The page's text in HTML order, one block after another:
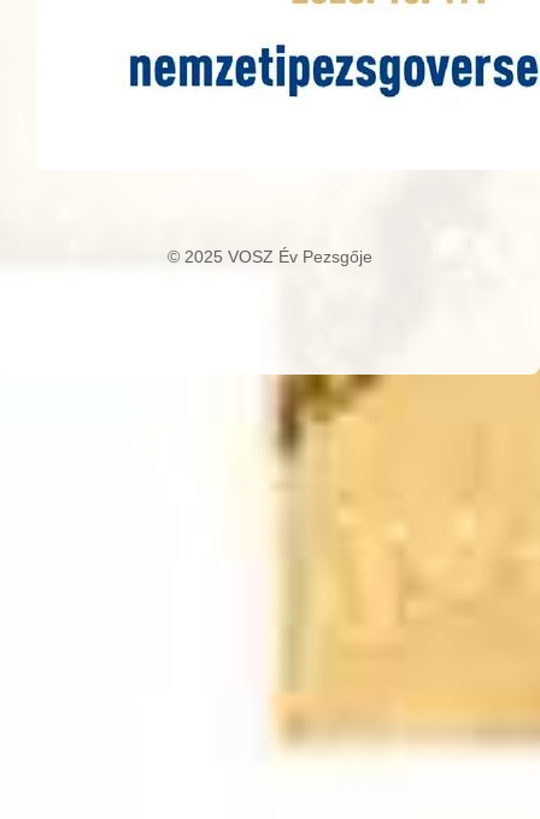
© 2025 VOSZ Év Pezsgője